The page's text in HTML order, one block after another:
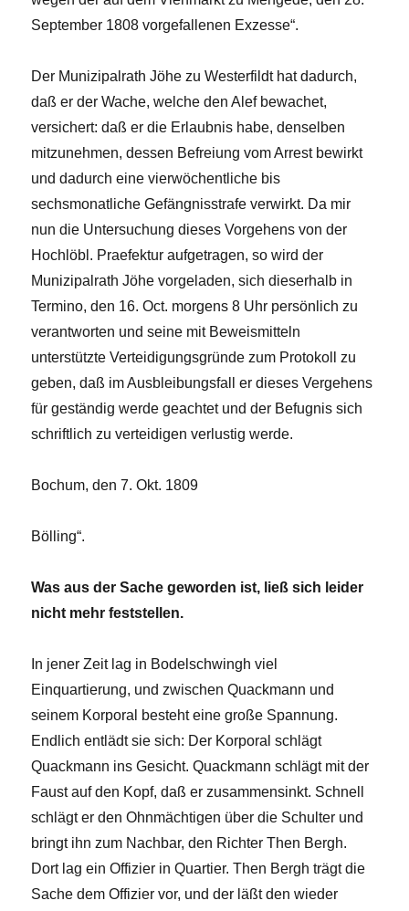
September 1808 vorgefallenen Exzesse“.
Der Munizipalrath Jöhe zu Westerfildt hat dadurch,
daß er der Wache, welche den Alef bewachet,
versichert: daß er die Erlaubnis habe, denselben
mitzunehmen, dessen Befreiung vom Arrest bewirkt
und dadurch eine vierwöchentliche bis
sechsmonatliche Gefängnisstrafe verwirkt. Da mir
nun die Untersuchung dieses Vorgehens von der
Hochlöbl. Praefektur aufgetragen, so wird der
Munizipalrath Jöhe vorgeladen, sich dieserhalb in
Termino, den 16. Oct. morgens 8 Uhr persönlich zu
verantworten und seine mit Beweismitteln
unterstützte Verteidigungsgründe zum Protokoll zu
geben, daß im Ausbleibungsfall er dieses Vergehens
für geständig werde geachtet und der Befugnis sich
schriftlich zu verteidigen verlustig werde.
Bochum, den 7. Okt. 1809
Bölling“.
Was aus der Sache geworden ist, ließ sich leider
nicht mehr feststellen.
In jener Zeit lag in Bodelschwingh viel
Einquartierung, und zwischen Quackmann und
seinem Korporal besteht eine große Spannung.
Endlich entlädt sie sich: Der Korporal schlägt
Quackmann ins Gesicht. Quackmann schlägt mit der
Faust auf den Kopf, daß er zusammensinkt. Schnell
schlägt er den Ohnmächtigen über die Schulter und
bringt ihn zum Nachbar, den Richter Then Bergh.
Dort lag ein Offizier in Quartier. Then Bergh trägt die
Sache dem Offizier vor, und der läßt den wieder